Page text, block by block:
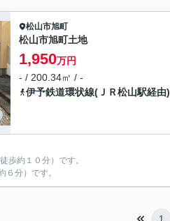
松山市旭町
松山市旭町土地
1,950万円
- / 200.34㎡ / -
伊予鉄道環状線(ＪＲ松山駅経由)
歩約１０分）です。
６分）です。
1